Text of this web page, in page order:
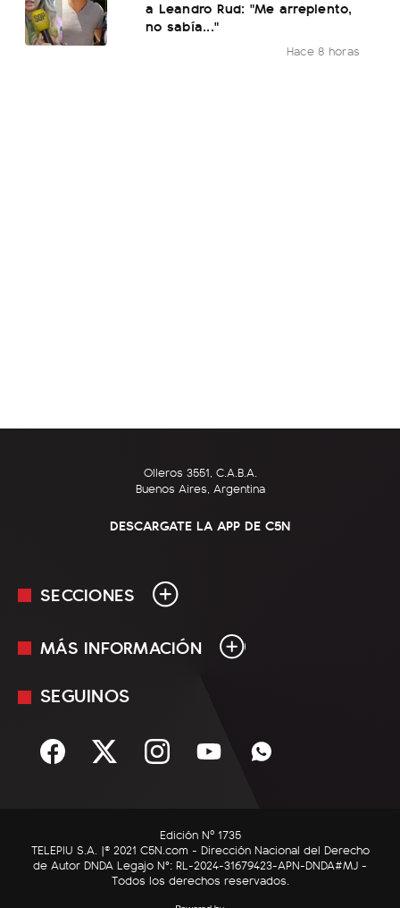
a Leandro Rud: "Me arrepiento,
no sabía..."
Hace 8 horas
Olleros 3551, C.A.B.A.
Buenos Aires, Argentina
DESCARGATE LA APP DE C5N
SECCIONES
En Vivo
Sociedad
C5N Autos
RatingCero
MÁS INFORMACIÓN
Mediakit
Términos y condiciones
SEGUINOS
Edición Nº 1735
TELEPIU S.A. |© 2021 C5N.com - Dirección Nacional del Derecho
de Autor DNDA Legajo N°: RL-2024-31679423-APN-DNDA#MJ -
Todos los derechos reservados.